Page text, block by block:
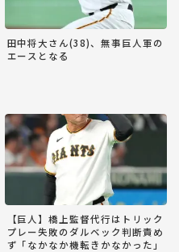
田中将大さん(38)、無事巨人軍の
エースとなる
【巨人】橋上監督代行はトリック
プレー失敗のダルベック判断責め
ず「なかなか機転きかなかった」